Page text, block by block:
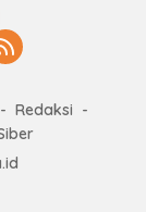
Redaksi